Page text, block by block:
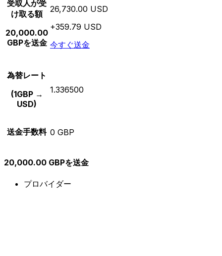
受取人が受
け取る額
20,000.00
GBPを送金
26,730.00 USD
+359.79 USD
今すぐ送金
為替レート
(1GBP →
USD)
1.336500
送金手数料 0 GBP
20,000.00 GBPを送金
プロバイダー